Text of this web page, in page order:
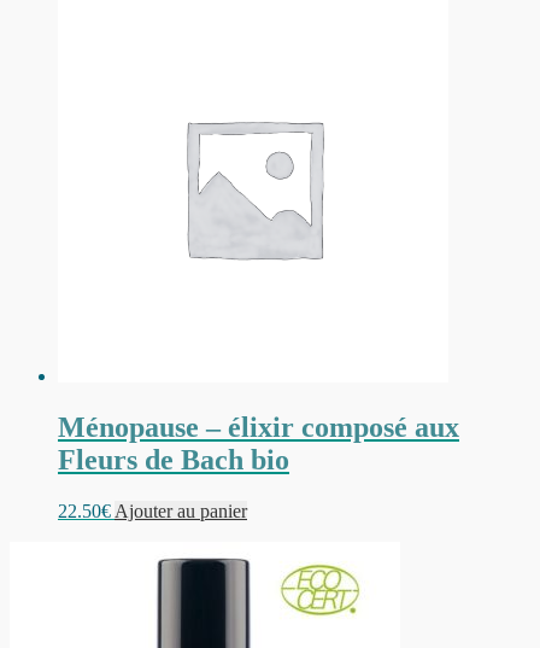
Ménopause – élixir composé aux
Fleurs de Bach bio
22.50€ Ajouter au panier